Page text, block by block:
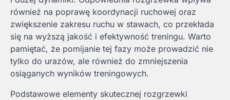
również na poprawę koordynacji ruchowej oraz
zwiększenie zakresu ruchu w stawach, co przekłada
się na wyższą jakość i efektywność treningu. Warto
pamiętać, że pomijanie tej fazy może prowadzić nie
tylko do urazów, ale również do zmniejszenia
osiąganych wyników treningowych.
Podstawowe elementy skutecznej rozgrzewki